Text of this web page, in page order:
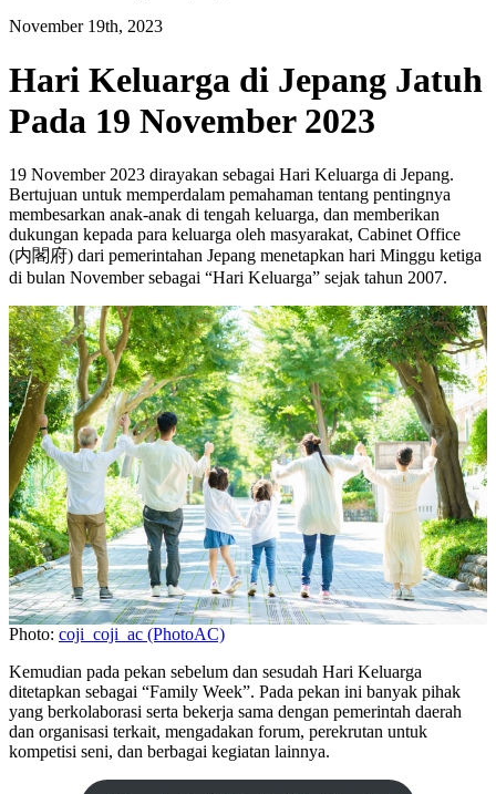
November 19th, 2023
Hari Keluarga di Jepang Jatuh
Pada 19 November 2023
19 November 2023 dirayakan sebagai Hari Keluarga di Jepang.
Bertujuan untuk memperdalam pemahaman tentang pentingnya
membesarkan anak-anak di tengah keluarga, dan memberikan
dukungan kepada para keluarga oleh masyarakat, Cabinet Office
(内閣府) dari pemerintahan Jepang menetapkan hari Minggu ketiga
di bulan November sebagai “Hari Keluarga” sejak tahun 2007.
Photo: coji_coji_ac (PhotoAC)
Kemudian pada pekan sebelum dan sesudah Hari Keluarga
ditetapkan sebagai “Family Week”. Pada pekan ini banyak pihak
yang berkolaborasi serta bekerja sama dengan pemerintah daerah
dan organisasi terkait, mengadakan forum, perekrutan untuk
kompetisi seni, dan berbagai kegiatan lainnya.